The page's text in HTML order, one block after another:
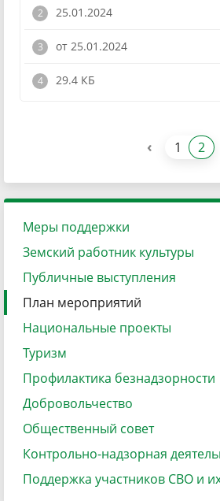
25.01.2024
от 25.01.2024
29.4 КБ
‹ 1 2
Меры поддержки
Земский работник культуры
Публичные выступления
План мероприятий
Национальные проекты
Туризм
Профилактика безнадзорности
Добровольчество
Общественный совет
Контрольно-надзорная
Поддержка участников СВО и